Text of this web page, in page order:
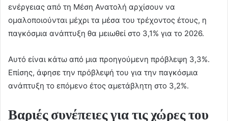
ενέργειας από τη Μέση Ανατολή αρχίσουν να
ομαλοποιούνται μέχρι τα μέσα του τρέχοντος έτους, η
παγκόσμια ανάπτυξη θα μειωθεί στο 3,1% για το 2026.
Αυτό είναι κάτω από μια προηγούμενη πρόβλεψη 3,3%.
Επίσης, άφησε την πρόβλεψή του για την παγκόσμια
ανάπτυξη το επόμενο έτος αμετάβλητη στο 3,2%.
Βαριές συνέπειες για τις χώρες του